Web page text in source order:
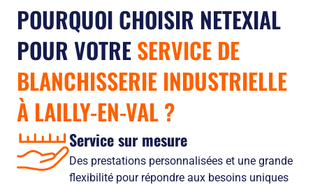
POURQUOI CHOISIR NETEXIAL
POUR VOTRESERVICE DE
BLANCHISSERIE INDUSTRIELLE
À LAILLY-EN-VAL?
Service sur mesure
Des prestations personnalisées et une grande
flexibilité pour répondre aux besoins uniques